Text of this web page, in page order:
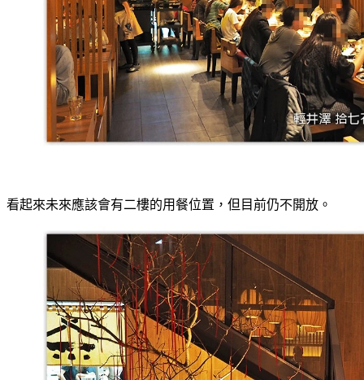
看起來未來應該會有二樓的用餐位置，但目前仍不開放。